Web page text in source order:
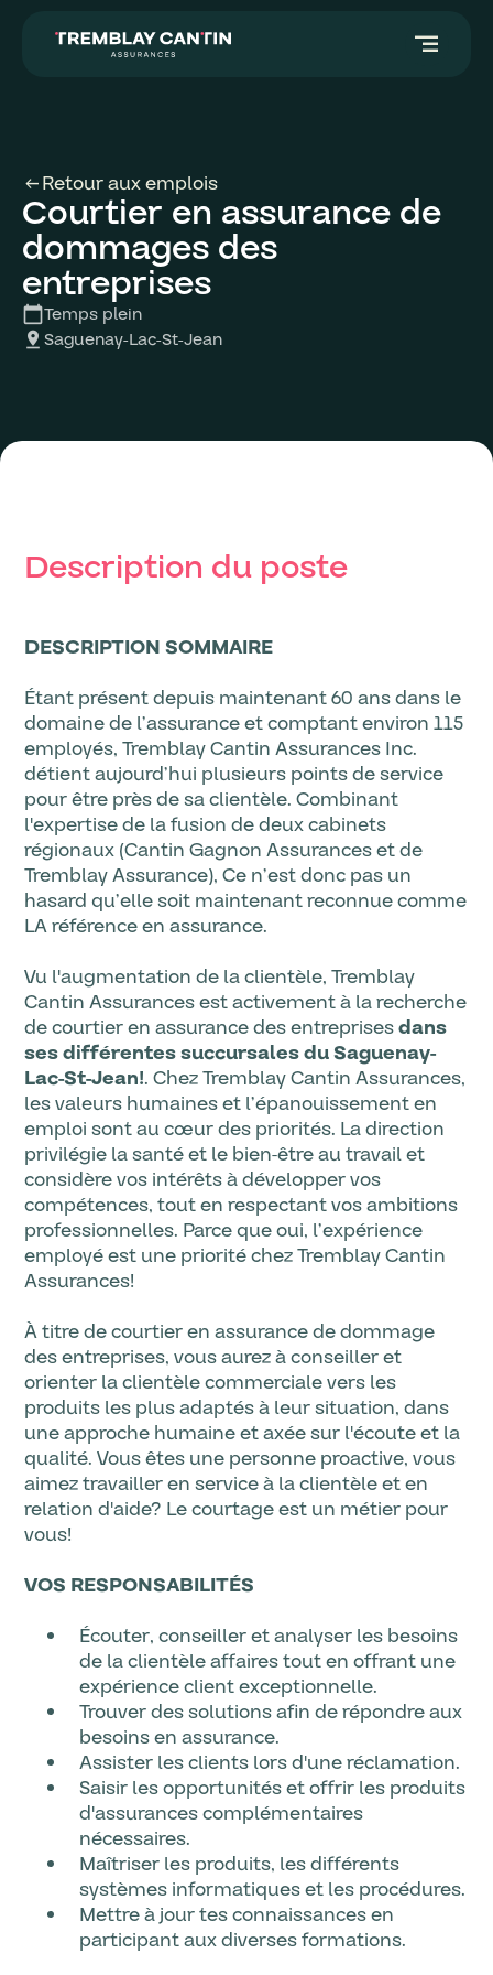
segment
arrow_left_altRetour aux emplois
Courtier en assurance de
dommages des
entreprises
calendar_todayTemps plein
pin_drop Saguenay-Lac-St-Jean
Description du poste
DESCRIPTION SOMMAIRE
Étant présent depuis maintenant 60 ans dans le
domaine de l’assurance et comptant environ 115
employés, Tremblay Cantin Assurances Inc.
détient aujourd’hui plusieurs points de service
pour être près de sa clientèle. Combinant
l'expertise de la fusion de deux cabinets
régionaux (Cantin Gagnon Assurances et de
Tremblay Assurance), Ce n’est donc pas un
hasard qu’elle soit maintenant reconnue comme
LA référence en assurance.
Vu l'augmentation de la clientèle, Tremblay
Cantin Assurances est activement à la recherche
de courtier en assurance des entreprisesdans
ses différentes succursales du Saguenay-
Lac-St-Jean!. Chez Tremblay Cantin Assurances,
les valeurs humaines et l’épanouissement en
emploi sont au cœur des priorités. La direction
privilégie la santé et le bien-être au travail et
considère vos intérêts à développer vos
compétences, tout en respectant vos ambitions
professionnelles. Parce que oui, l’expérience
employé est une priorité chez Tremblay Cantin
Assurances!
À titre de courtier en assurance de dommage
des entreprises, vous aurez à conseiller et
orienter la clientèle commerciale vers les
produits les plus adaptés à leur situation, dans
une approche humaine et axée sur l'écoute et la
qualité. Vous êtes une personne proactive, vous
aimez travailler en service à la clientèle et en
relation d'aide? Le courtage est un métier pour
vous!
VOS RESPONSABILITÉS
Écouter, conseiller et analyser les besoins
de la clientèle affaires tout en offrant une
expérience client exceptionnelle.
Trouver des solutions afin de répondre aux
besoins en assurance.
Assister les clients lors d'une réclamation.
Saisir les opportunités et offrir les produits
d'assurances complémentaires
nécessaires.
Maîtriser les produits, les différents
systèmes informatiques et les procédures.
Mettre à jour tes connaissances en
participant aux diverses formations.